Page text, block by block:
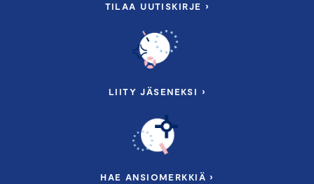
TILAA UUTISKIRJE ›
LIITY JÄSENEKSI ›
HAE ANSIOMERKKIÄ ›